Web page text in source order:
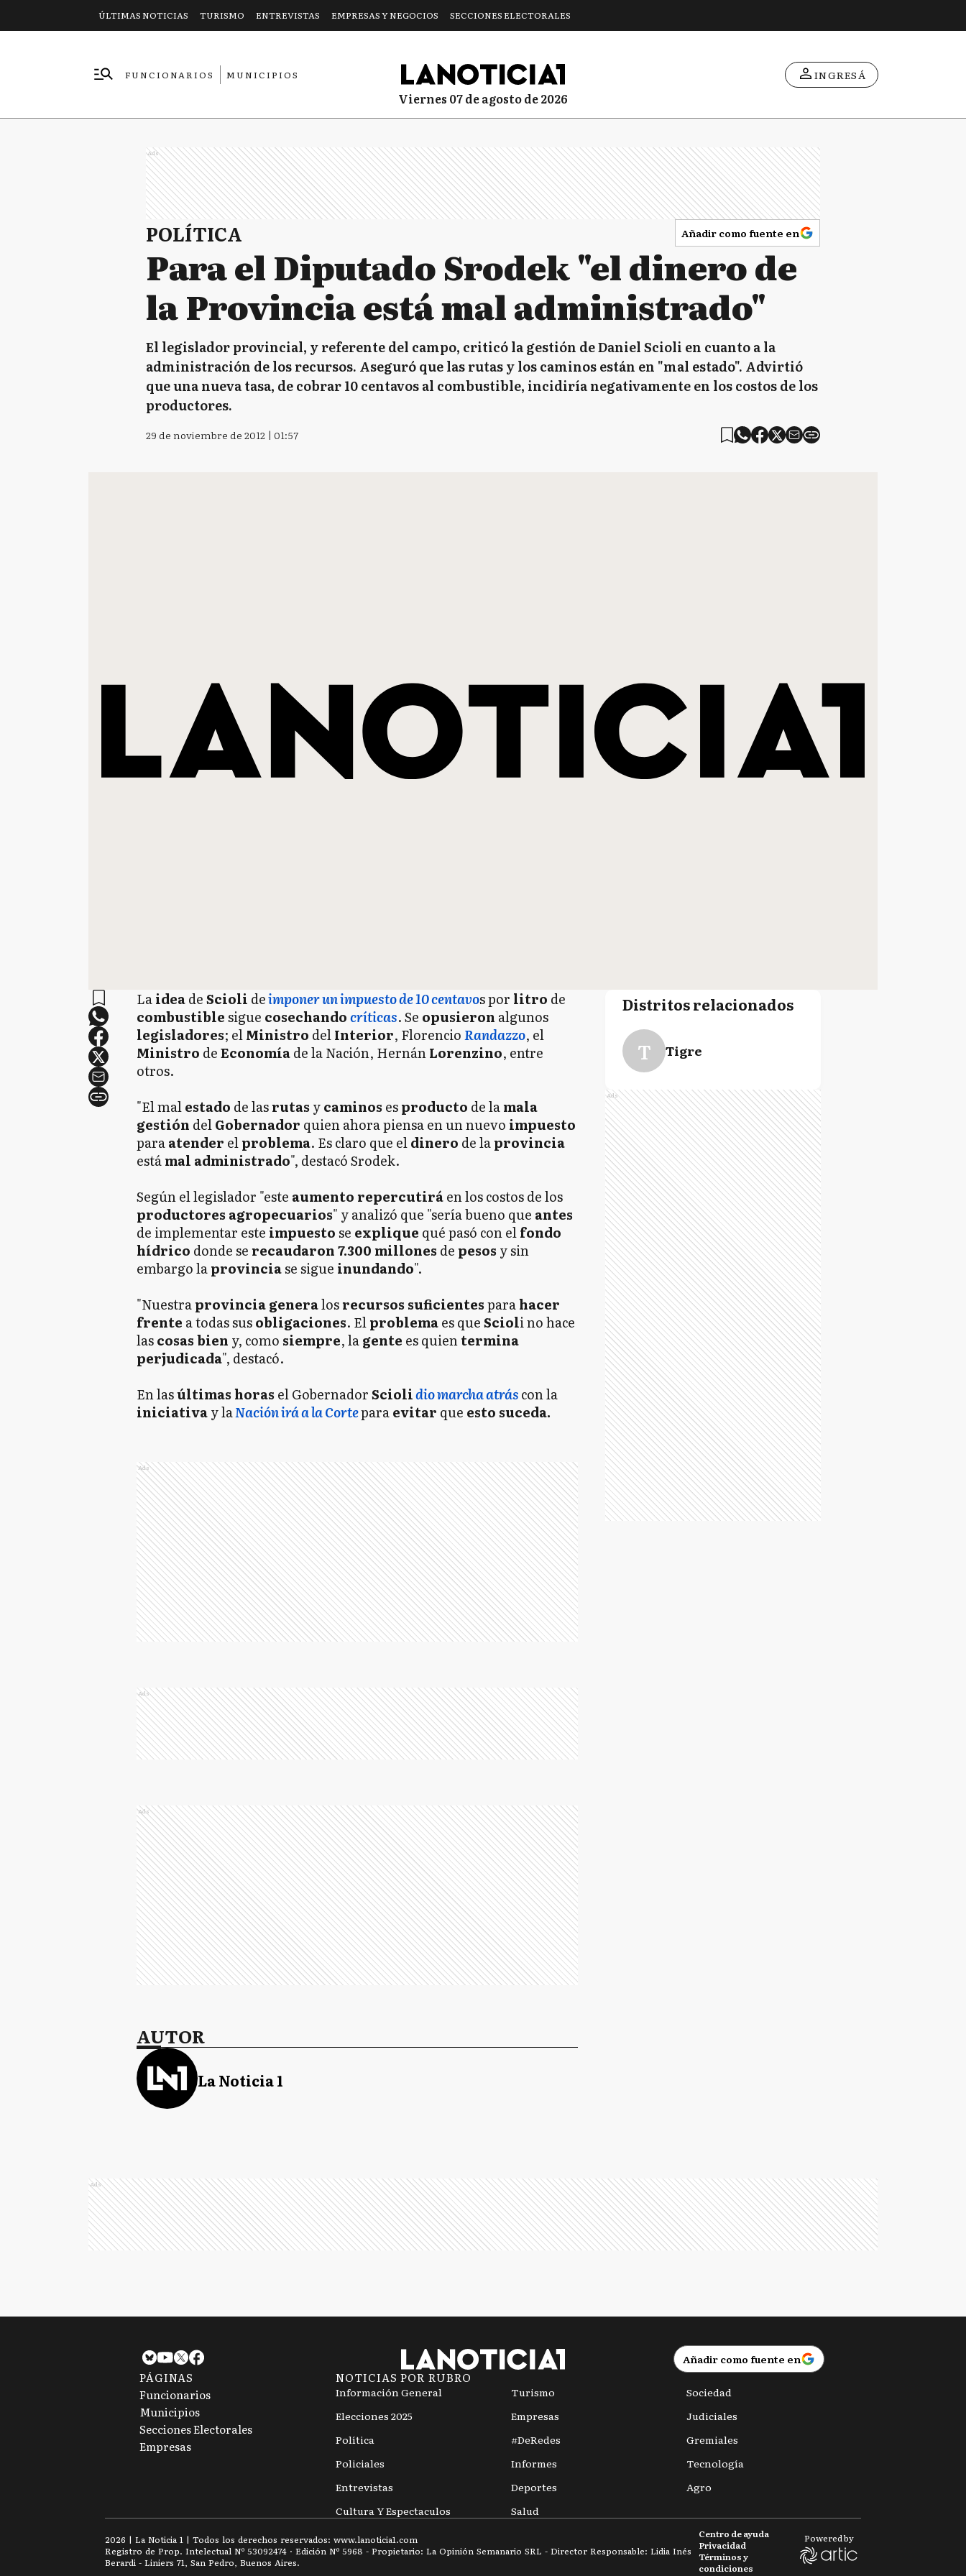
ÚLTIMAS NOTICIAS TURISMO ENTREVISTAS EMPRESAS Y NEGOCIOS SECCIONES ELECTORALES
FUNCIONARIOS
MUNICIPIOS
viernes 07 de agosto de 2026
INGRESÁ
Ads
POLÍTICA Añadir como fuente en
Para el Diputado Srodek "el dinero de
la Provincia está mal administrado"
El legislador provincial, y referente del campo, criticó la gestión de Daniel Scioli en cuanto a la
administración de los recursos. Aseguró que las rutas y los caminos están en "mal estado". Advirtió
que una nueva tasa, de cobrar 10 centavos al combustible, incidiría negativamente en los costos de los
productores.
29 de noviembre de 2012 | 01:57
LaideadeScioli deimponer un impuesto de 10 centavos por litro de
combustiblesigue cosechandocríticas. Se opusieron algunos
legisladores; elMinistro delInterior, FlorencioRandazzo, el
Ministro deEconomíade la Nación, HernánLorenzino, entre
otros.
"El malestado de lasrutas ycaminos esproducto de lamala
gestión delGobernador quien ahora piensa en un nuevo impuesto
paraatender elproblema. Es claro que eldinero de laprovincia
estámal administrado", destacó Srodek.
Según el legislador "este aumento repercutiráen los costos de los
productores agropecuarios" y analizó que "sería bueno que antes
de implementar este impuestose explique qué pasó con elfondo
hídrico donde se recaudaron 7.300 millones de pesos y sin
embargo laprovinciase sigue inundando".
"Nuestraprovincia generalosrecursos suficientesparahacer
frente a todas susobligaciones. Elproblemaes queScioli no hace
lascosasbien y, como siempre, lagente es quientermina
perjudicada", destacó.
En lasúltimas horas el GobernadorSciolidio marcha atráscon la
iniciativay laNación irá a la Corteparaevitar que esto suceda.
Ads
Ads
Ads
AUTOR
La Noticia 1
Distritos relacionados
T Tigre
Ads
Ads
Añadir como fuente en
PÁGINAS
Funcionarios
Municipios
Secciones Electorales
Empresas
NOTICIAS POR RUBRO
Información General
Elecciones 2025
Política
Policiales
Entrevistas
Cultura Y Espectaculos
Turismo
Empresas
#DeRedes
Informes
Deportes
Salud
Sociedad
Judiciales
Gremiales
Tecnología
Agro
2026 | La Noticia 1 | Todos los derechos reservados: www.lanoticia1.com
Registro de Prop. Intelectual Nº 53092474 · Edición Nº 5968 - Propietario: La Opinión Semanario SRL - Director Responsable: Lidia Inés
Berardi - Liniers 71, San Pedro, Buenos Aires.
Términos y
condiciones
Privacidad
Centro de ayuda Powered by